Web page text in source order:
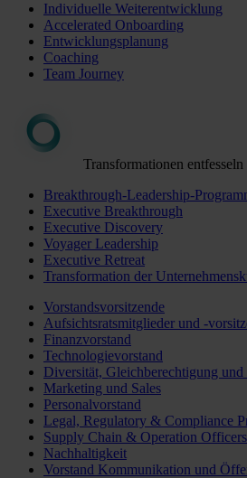
Individuelle Weiterentwicklung
Accelerated Onboarding
Entwicklungsplanung
Coaching
Team Journey
Transformationen entfesseln
Breakthrough-Leadership-
Executive Breakthrough
Executive Discovery
Voyager Leadership
Executive Retreat
Transformation der
Vorstandsvorsitzende
Aufsichtsratsmitglieder und -
Finanzvorstand
Technologievorstand
Diversität, Gleichberechtigung
Marketing und Sales
Personalvorstand
Legal, Regulatory & Compliance
Supply Chain & Operation Officers
Nachhaltigkeit
Vorstand Kommunikation und